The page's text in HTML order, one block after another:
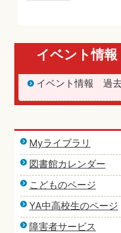
イベント情報
イベント情報 過
Myライブラリ
図書館カレンダー
こどものページ
YA中高校生のページ
障害者サービス